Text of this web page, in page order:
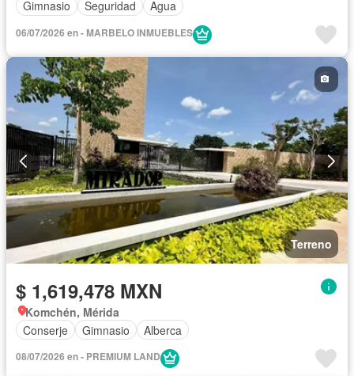
Gimnasio
Seguridad Agua
06/07/2026 en - MARBELO INMUEBLES
Terreno
$ 1,619,478 MXN
Komchén, Mérida
Conserje
Gimnasio Alberca
08/07/2026 en - PREMIUM LAND